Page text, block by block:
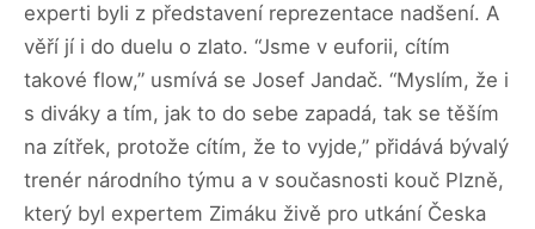
experti byli z představení reprezentace nadšení. A
věří jí i do duelu o zlato. “Jsme v euforii, cítím
takové flow,” usmívá se Josef Jandač. “Myslím, že i
s diváky a tím, jak to do sebe zapadá, tak se těším
na zítřek, protože cítím, že to vyjde,” přidává bývalý
trenér národního týmu a v současnosti kouč Plzně,
který byl expertem Zimáku živě pro utkání Česka